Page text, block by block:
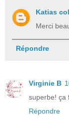
Katias
Merci
Répondre
Virginie B
superbe! ça
Répondre